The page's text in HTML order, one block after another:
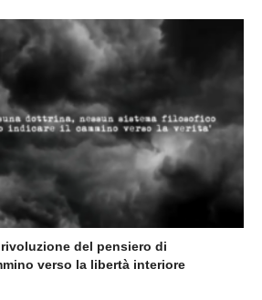
rivoluzione del pensiero di
verso la libertà interiore